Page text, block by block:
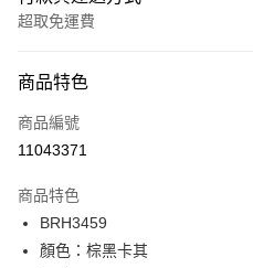
超取免運費
信用卡一次付款
超商取貨付款
Apple Pay
街口支付
商品特色
商品編號
11043371
商品特色
BRH3459
顏色：棕黑卡其